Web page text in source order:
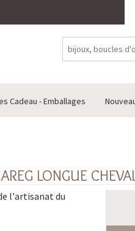
Cadeau - Emballages
LONGUE
l'artisanat du